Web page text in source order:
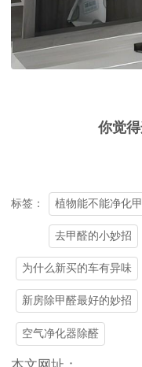
你觉
标签： 植物能不能净化
去甲醛的小妙招
为什么新买的车有异味
新房除甲醛最好的妙招
空气净化器除醛